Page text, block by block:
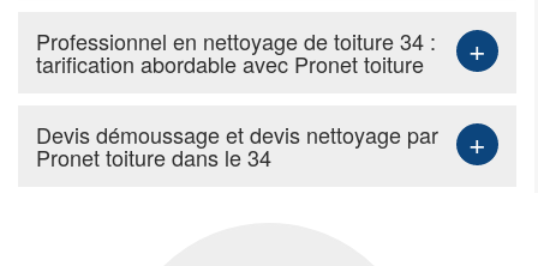
Professionnel en nettoyage de toiture 34 :
tarification abordable avec Pronet toiture +
Devis démoussage et devis nettoyage par
Pronet toiture dans le 34 +